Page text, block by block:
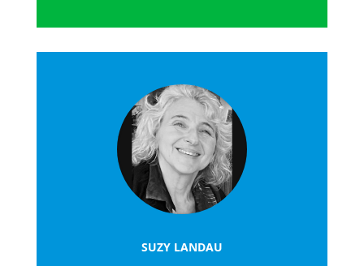
SUZY LANDAU